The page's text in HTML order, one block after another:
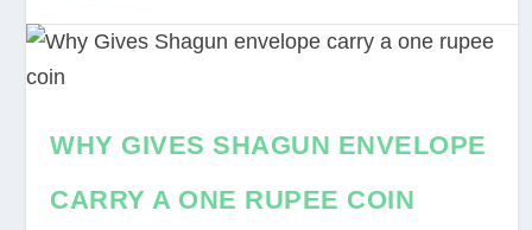
WHY GIVES SHAGUN ENVELOPE
CARRY A ONE RUPEE COIN